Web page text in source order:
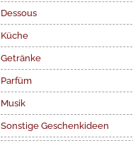
Dessous
Küche
Getränke
Parfüm
Musik
Sonstige Geschenkideen